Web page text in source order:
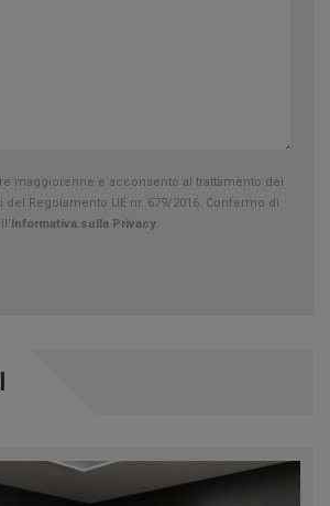
maggiorenne e acconsento al trattamento dei
Regolamento UE nr. 679/2016. Confermo di
Informativa sulla Privacy.